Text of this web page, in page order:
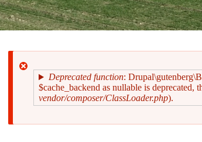
Message
d'erreur
Deprecated function:
$cache_backend as nullable is deprecated,
vendor/composer/ClassLoader.php).